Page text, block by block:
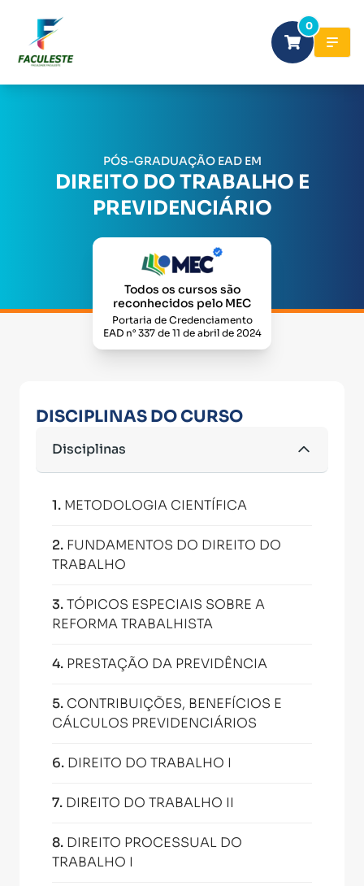
0
PÓS-GRADUAÇÃO EAD EM
DIREITO DO TRABALHO E
PREVIDENCIÁRIO
Todos os cursos são
reconhecidos pelo MEC
Portaria de Credenciamento
EAD n° 337 de 11 de abril de 2024
DISCIPLINAS DO CURSO
Disciplinas
1. METODOLOGIA CIENTÍFICA
2. FUNDAMENTOS DO DIREITO DO
TRABALHO
3.TÓPICOS ESPECIAIS SOBRE A
REFORMA TRABALHISTA
4. PRESTAÇÃO DA PREVIDÊNCIA
5. CONTRIBUIÇÕES, BENEFÍCIOS E
CÁLCULOS PREVIDENCIÁRIOS
6. DIREITO DO TRABALHO I
7. DIREITO DO TRABALHO II
8. DIREITO PROCESSUAL DO
TRABALHO I